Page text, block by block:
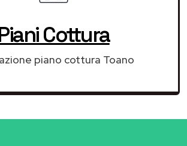
Cottura
piano cottura Toano